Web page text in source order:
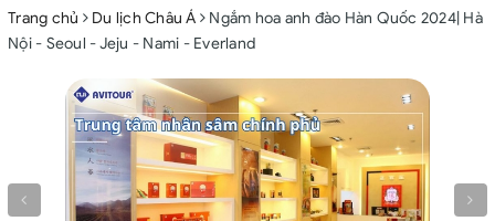
Trang chủ Du lịch Châu Á
Ngắm hoa anh đào Hàn Quốc 2024| Hà
Nội - Seoul - Jeju - Nami - Everland